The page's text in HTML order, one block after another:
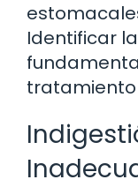
Identificar